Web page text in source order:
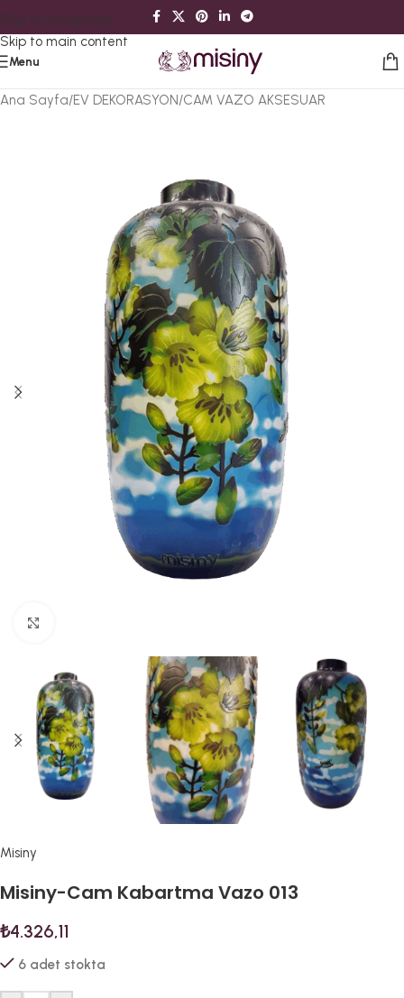
Skip to navigation
Skip to main content
Menu
Ana Sayfa/EV DEKORASYON/CAM VAZO AKSESUAR
Misiny
Misiny-Cam Kabartma Vazo 013
₺4.326,11
6 adet stokta